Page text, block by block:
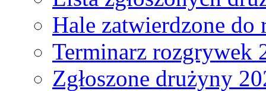
Hale zatwierdzone do
Terminarz rozgrywek
Zgłoszone drużyny